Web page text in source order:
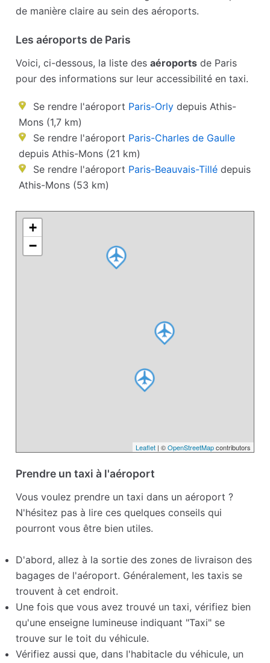
de manière claire au sein des aéroports.
Les aéroports de Paris
Voici, ci-dessous, la liste desaéroports de Paris
pour des informations sur leur accessibilité en taxi.
Se rendre l'aéroport Paris-Orly depuis Athis-
Mons (1,7 km)
Se rendre l'aéroport Paris-Charles de Gaulle
depuis Athis-Mons (21 km)
Se rendre l'aéroport Paris-Beauvais-Tillé depuis
Athis-Mons (53 km)
+
−
Leaflet| ©OpenStreetMapcontributors
Prendre un taxi à l'aéroport
Vous voulez prendre un taxi dans un aéroport ?
N'hésitez pas à lire ces quelques conseils qui
pourront vous être bien utiles.
D'abord, allez à la sortie des zones de livraison des
bagages de l'aéroport. Généralement, les taxis se
trouvent à cet endroit.
Une fois que vous avez trouvé un taxi, vérifiez bien
qu'une enseigne lumineuse indiquant "Taxi" se
trouve sur le toit du véhicule.
Vérifiez aussi que, dans l'habitacle du véhicule, un